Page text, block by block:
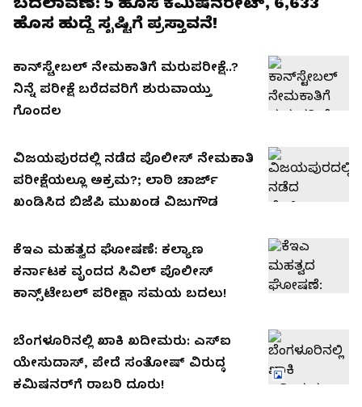
ಹೊಸ ಹುದ್ದೆ ಸೃಷ್ಟಿಗೆ ಪ್ರಸ್ತಾವನೆ!
ಕಾನ್‌ಸ್ಟೇಬಲ್‌ ನೇಮಕಾತಿಗೆ ಮರುಪರೀಕ್ಷೆ..?
ನಿನ್ನೆ ಪರೀಕ್ಷೆ ಬರೆದವರಿಗೆ ಶುರುವಾಯ್ತು
ಗೊಂದಲ
ವಿಜಯಪುರದಲ್ಲಿ ನಡೆದ ಪೊಲೀಸ್ ನೇಮಕಾತಿ
ಪರೀಕ್ಷೆಯಲ್ಲೂ ಅಕ್ರಮ?; ಲಾಠಿ ಚಾರ್ಜ್
ಖಂಡಿಸಿದ ಬಿಜೆಪಿ ಮುಖಂಡ ವಿಜುಗೌಡ
ಕೆಇಎ ಮಹತ್ವದ ಘೋಷಣೆ: ಕಲ್ಯಾಣ
ಕರ್ನಾಟಕ ವೃಂದದ ಸಿವಿಲ್ ಪೊಲೀಸ್
ಕಾನ್ಸ್‌ಟೇಬಲ್ ಪರೀಕ್ಷಾ ಸಮಯ ಬದಲು!
ಬೆಂಗಳೂರಿನಲ್ಲಿ ಖಾಕಿ ಖದೀಮರು: ಎಸ್‌ಐ
ಯೇಸುದಾಸ್, ಪೇದೆ ಸಂತೋಷ್ ವಿರುದ್ಧ
ಕಮಿಷನರ್‌ಗೆ ರಾಬರಿ ದೂರು!